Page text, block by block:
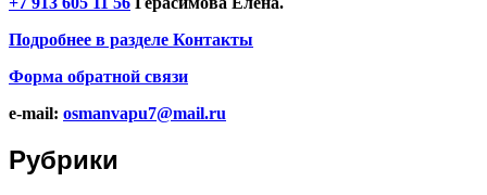
Подробнее в разделе Контакты
Форма обратной связи
e-mail: osmanvapu7@mail.ru
Рубрики